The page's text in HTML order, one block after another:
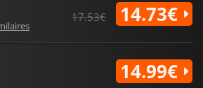
17.53€ 14.73€
14.99€